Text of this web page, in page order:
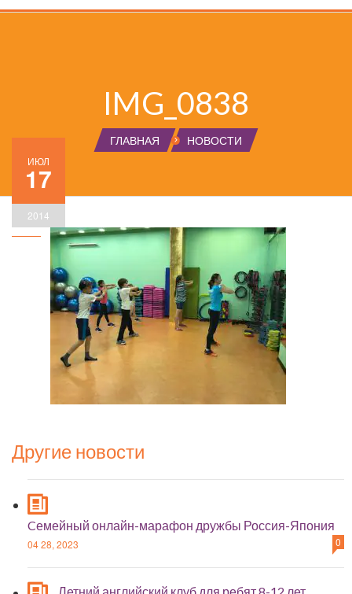
IMG_0838
ГЛАВНАЯ НОВОСТИ
ИЮЛ
17
2014
Другие новости
Cемейный онлайн-марафон дружбы Россия-Япония
04 28, 2023 0